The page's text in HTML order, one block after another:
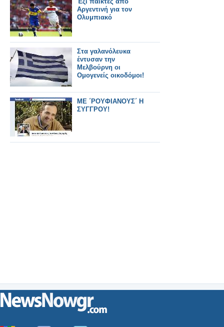
Αργεντινή για τον
Ολυμπιακό
Στα γαλανόλευκα
έντυσαν την
Μελβούρνη οι
Ομογενείς οικοδόμοι!
ΜΕ ΄ΡΟΥΦΙΑΝΟΥΣ΄ Η
ΣΥΓΓΡΟΥ!